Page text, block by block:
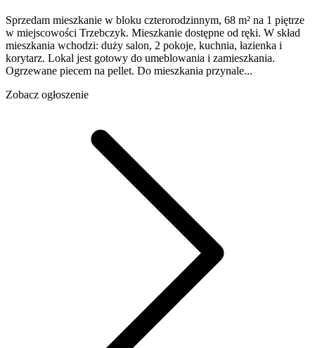
Sprzedam mieszkanie w bloku czterorodzinnym, 68 m² na 1 piętrze
w miejscowości Trzebczyk. Mieszkanie dostępne od ręki. W skład
mieszkania wchodzi: duży salon, 2 pokoje, kuchnia, łazienka i
korytarz. Lokal jest gotowy do umeblowania i zamieszkania.
Ogrzewane piecem na pellet. Do mieszkania przynale...
Zobacz ogłoszenie